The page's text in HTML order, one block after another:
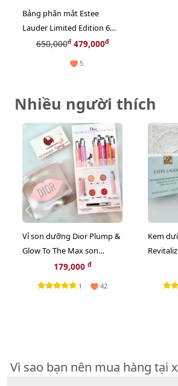
Bảng phấn mắt Estee
Lauder Limited Edition 6
màu mắt siêu đẹp #Glow
650,000đ479,000đ
5
Nhiều người thích
Vỉ son dưỡng Dior Plump &
Glow To The Max son
dưỡng ẩm tăng sắc cho
môi 2in1
179,000 đ
1 42
Kem
Bright
diện,
Vì sao bạn nên mua hàng tại